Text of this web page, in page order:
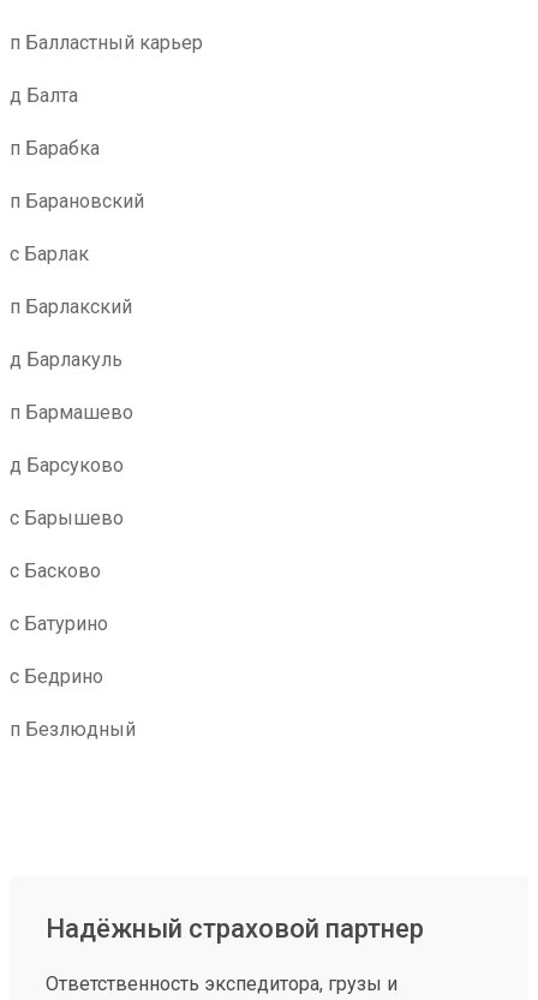
п Балластный карьер
д Балта
п Барабка
п Барановский
с Барлак
п Барлакский
д Барлакуль
п Бармашево
д Барсуково
с Барышево
с Басково
с Батурино
с Бедрино
п Безлюдный
Надёжный страховой партнер
Ответственность экспедитора, грузы и